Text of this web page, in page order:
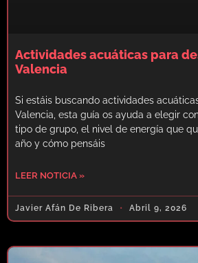
Actividades acuáticas para
Valencia
Si estáis buscando actividades
Valencia, esta guía os ayuda a elegir
tipo de grupo, el nivel de energía que
año y cómo pensáis
LEER NOTICIA »
Javier Afán De Ribera Abril 9, 2026